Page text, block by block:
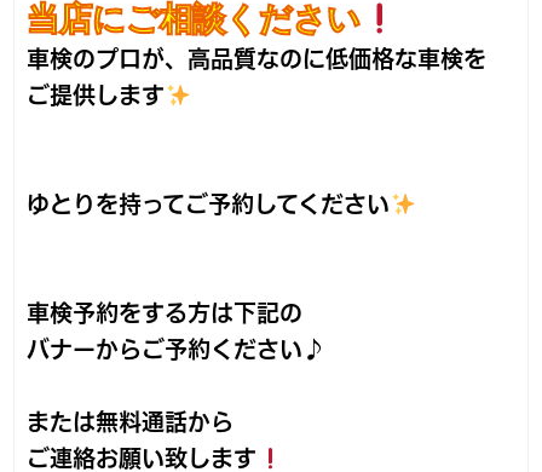
当店にご相談ください
車検のプロが、高品質なのに低価格な車検を
ご提供します
ゆとりを持ってご予約してください
車検予約をする方は下記の
バナーからご予約ください♪
または無料通話から
ご連絡お願い致します